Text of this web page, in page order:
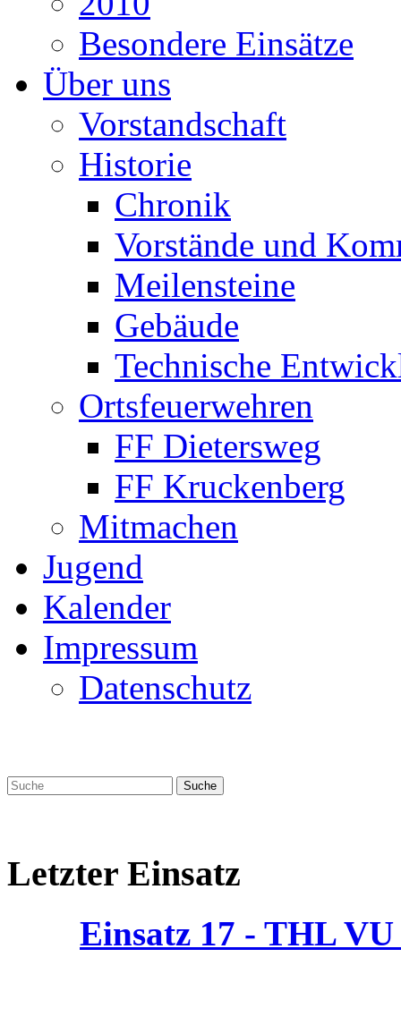
Besondere Einsätze
Über uns
Vorstandschaft
Historie
Chronik
Vorstände und
Meilensteine
Gebäude
Technische
Ortsfeuerwehren
FF Dietersweg
FF Kruckenberg
Mitmachen
Jugend
Kalender
Impressum
Datenschutz
Letzter Einsatz
Einsatz 17 - THL